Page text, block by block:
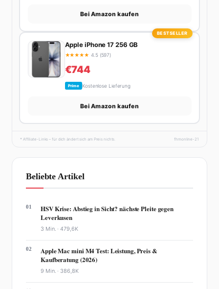
Bei Amazon kaufen
BESTSELLER
Apple iPhone 17 256 GB
★★★★★ 4.5 (597)
€744
Prime Kostenlose Lieferung
Bei Amazon kaufen
* Affiliate-Links – für dich ändert sich am Preis nichts. fhmonline-21
Beliebte Artikel
01
HSV Krise: Abstieg in Sicht? nächste Pleite gegen
Leverkusen
3 Min. ·479,6K
02
Apple Mac mini M4 Test: Leistung, Preis &
Kaufberatung (2026)
9 Min. · 386,8K